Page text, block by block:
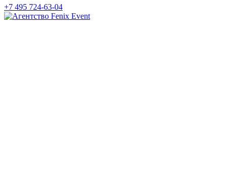
+7 495 724-63-04
Агентство